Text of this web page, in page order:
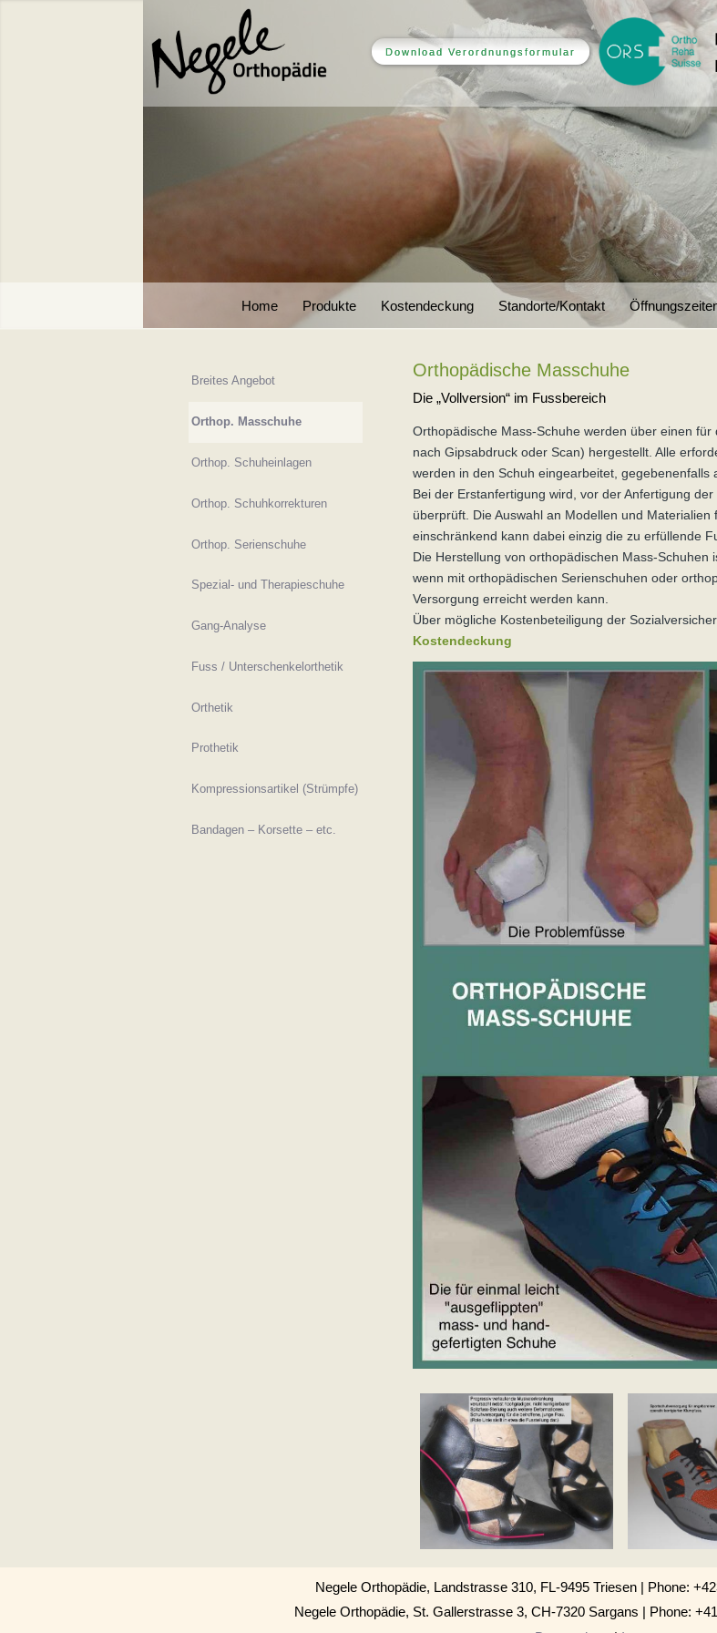
Home Produkte Kostendeckung Standorte/Kontakt
Download Verordnungsformular
Breites Angebot
Orthop. Masschuhe
Orthop. Schuheinlagen
Orthop. Schuhkorrekturen
Orthop. Serienschuhe
Spezial- und Therapieschuhe
Gang-Analyse
Fuss / Unterschenkelorthetik
Orthetik
Prothetik
Kompressionsartikel (Strümpfe)
Bandagen – Korsette – etc.
Orthopädische Masschuhe
Die „Vollversion“ im Fussbereich
Orthopädische Mass-Schuhe werden über einen
nach Gipsabdruck oder Scan) hergestellt. Alle
werden in den Schuh eingearbeitet, gegebenenfalls
Bei der Erstanfertigung wird, vor der Anfertigung
überprüft. Die Auswahl an Modellen und
einschränkend kann dabei einzig die zu erfüllende
Die Herstellung von orthopädischen Mass-Schuhen
wenn mit orthopädischen Serienschuhen oder
Versorgung erreicht werden kann.
Über mögliche Kostenbeteiligung der
Kostendeckung
Negele Orthopädie, Landstrasse 310, FL-9495 Triesen | Phone:
Negele Orthopädie, St. Gallerstrasse 3, CH-7320 Sargans | Phone: